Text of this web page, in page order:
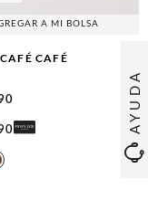
AYUDA
A MI BOLSA
CAFÉ